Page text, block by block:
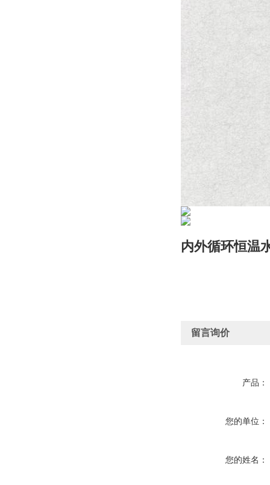
内外循环恒温
留言询价
产品：
您的单位：
您的姓名：